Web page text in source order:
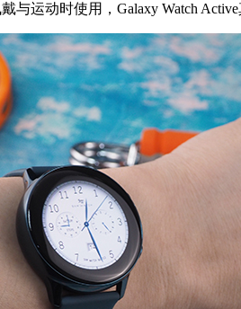
与运动时使用，Galaxy Watch